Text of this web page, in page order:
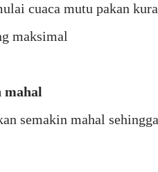
cuaca mutu pakan
maksimal
mahal
semakin mahal